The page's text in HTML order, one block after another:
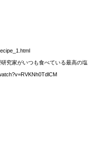
究家がいつも食べている最高の塩